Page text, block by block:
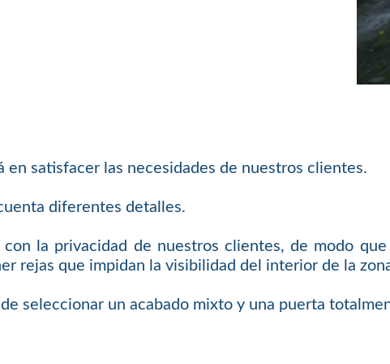
en satisfacer las necesidades de nuestros clientes.
diferentes detalles.
la privacidad de nuestros clientes, de modo
rejas que impidan la visibilidad del interior de la
seleccionar un acabado mixto y una puerta